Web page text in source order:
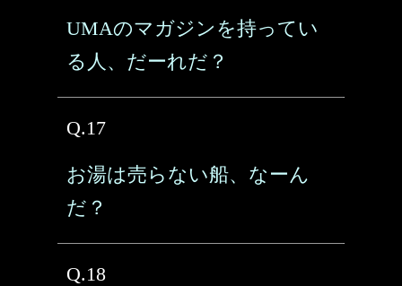
UMAのマガジンを持ってい
る人、だーれだ？
Q.17
お湯は売らない船、なーん
だ？
Q.18